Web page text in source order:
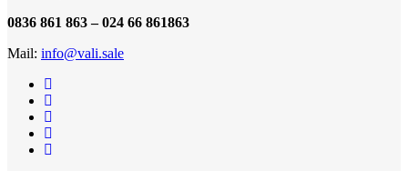
0836 861 863 – 024 66 861863
Mail: info@vali.sale